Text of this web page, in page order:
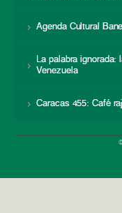
Agenda Cultural
La palabra
Venezuela
Caracas 455: Café